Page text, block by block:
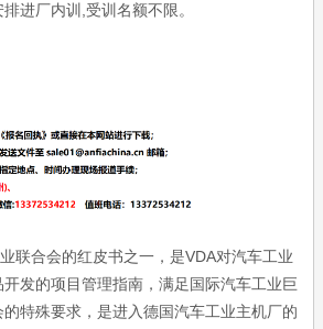
进厂内训,受训名额不限。
联合会的红皮书之一，是VDA对汽车工业
发的项目管理指南，满足国际汽车工业巨
特殊要求，是进入德国汽车工业主机厂的